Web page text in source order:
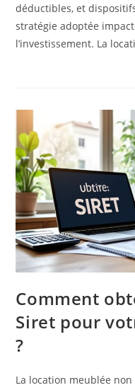
déductibles, et
stratégie adoptée
l’investissement. La
Comment
Siret pour
?
La location meublée